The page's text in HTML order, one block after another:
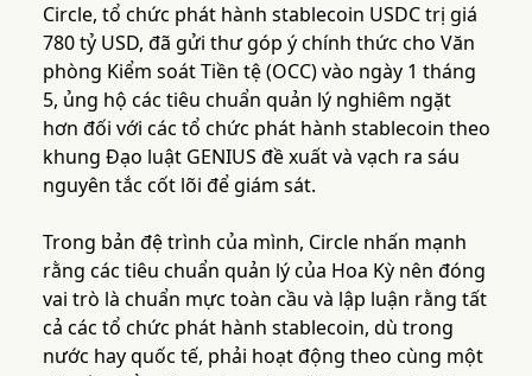
Circle, tổ chức phát hành stablecoin USDC trị giá
780 tỷ USD, đã gửi thư góp ý chính thức cho Văn
phòng Kiểm soát Tiền tệ (OCC) vào ngày 1 tháng
5, ủng hộ các tiêu chuẩn quản lý nghiêm ngặt
hơn đối với các tổ chức phát hành stablecoin theo
khung Đạo luật GENIUS đề xuất và vạch ra sáu
nguyên tắc cốt lõi để giám sát.
Trong bản đệ trình của mình, Circle nhấn mạnh
rằng các tiêu chuẩn quản lý của Hoa Kỳ nên đóng
vai trò là chuẩn mực toàn cầu và lập luận rằng tất
cả các tổ chức phát hành stablecoin, dù trong
nước hay quốc tế, phải hoạt động theo cùng một